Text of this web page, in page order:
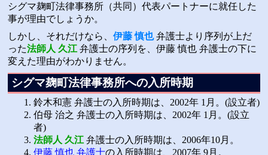
シグマ麹町法律事務所（共同）代表パートナーに就任した
事が理由でしょうか。
しかし、それだけなら、 伊藤 慎也弁護士より序列が上だ
った法師人 久江 弁護士の序列を、伊藤 慎也 弁護士の下に
変えた理由がわかりません。
シグマ麹町法律事務所への入所時期
鈴木和憲 弁護士の入所時期は、2002年 1月。(設立者)
伯母 治之 弁護士の入所時期は、2002年 1月。(設立
者)
法師人 久江弁護士の入所時期は、2006年10月。
伊藤 慎也 弁護士の入所時期は、2007年 9月。